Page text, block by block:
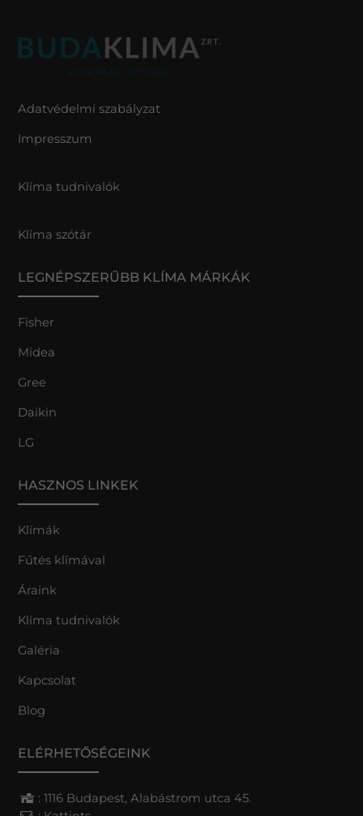
Adatvédelmi szabályzat
Impresszum
Klíma tudnivalók
Klíma szótár
LEGNÉPSZERŰBB KLÍMA MÁRKÁK
Fisher
Midea
Gree
Daikin
LG
HASZNOS LINKEK
Klímák
Fűtés klímával
Áraink
Klíma tudnivalók
Galéria
Kapcsolat
Blog
ELÉRHETŐSÉGEINK
: 1116 Budapest, Alabástrom utca 45.